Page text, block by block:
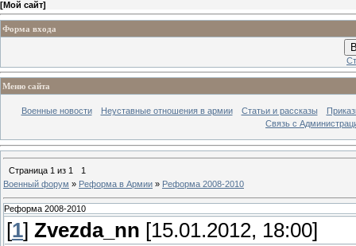
[Мой сайт]
Форма входа
Меню сайта
Военные новости Неуставные отношения в армии Статьи и рассказы
Связь с
Страница 1 из 1
1
Военный форум » Реформа в Армии » Реформа 2008-2010
Реформа 2008-2010
[1] Zvezda_nn [15.01.2012, 18:00]